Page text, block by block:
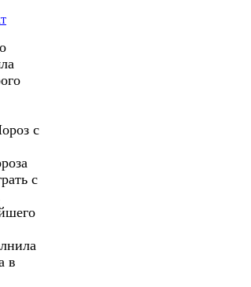
с
с
в